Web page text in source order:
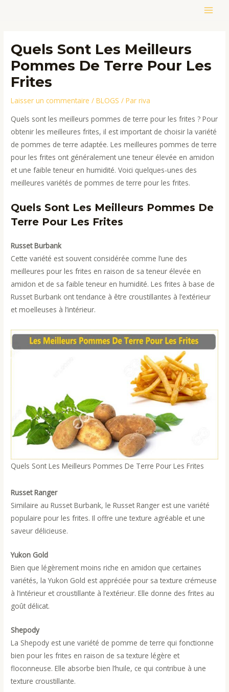
MAIN
Quels Sont Les Meilleurs
Pommes De Terre Pour Les
Frites
Laisser un commentaire /BLOGS / Parriva
Quels sont les meilleurs pommes de terre pour les frites ? Pour
obtenir les meilleures frites, il est important de choisir la variété
de pommes de terre adaptée. Les meilleures pommes de terre
pour les frites ont généralement une teneur élevée en amidon
et une faible teneur en humidité. Voici quelques-unes des
meilleures variétés de pommes de terre pour les frites.
Quels Sont Les Meilleurs Pommes De
Terre Pour Les Frites
Russet Burbank
Cette variété est souvent considérée comme l’une des
meilleures pour les frites en raison de sa teneur élevée en
amidon et de sa faible teneur en humidité. Les frites à base de
Russet Burbank ont tendance à être croustillantes à l’extérieur
et moelleuses à l’intérieur.
Quels Sont Les Meilleurs Pommes De Terre Pour Les Frites
Russet Ranger
Similaire au Russet Burbank, le Russet Ranger est une variété
populaire pour les frites. Il offre une texture agréable et une
saveur délicieuse.
Yukon Gold
Bien que légèrement moins riche en amidon que certaines
variétés, la Yukon Gold est appréciée pour sa texture crémeuse
à l’intérieur et croustillante à l’extérieur. Elle donne des frites au
goût délicat.
Shepody
La Shepody est une variété de pomme de terre qui fonctionne
bien pour les frites en raison de sa texture légère et
floconneuse. Elle absorbe bien l’huile, ce qui contribue à une
texture croustillante.